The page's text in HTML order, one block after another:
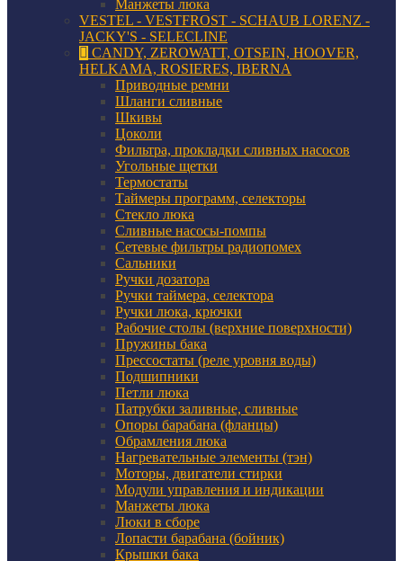
Манжеты люка
VESTEL - VESTFROST - SCHAUB LORENZ -
JACKY'S - SELECLINE
CANDY, ZEROWATT, OTSEIN, HOOVER,
HELKAMA, ROSIERES, IBERNA
Приводные ремни
Шланги сливные
Шкивы
Цоколи
Фильтра, прокладки сливных насосов
Угольные щетки
Термостаты
Таймеры программ, селекторы
Стекло люка
Сливные насосы-помпы
Сетевые фильтры радиопомех
Сальники
Ручки дозатора
Ручки таймера, селектора
Ручки люка, крючки
Рабочие столы (верхние поверхности)
Пружины бака
Прессостаты (реле уровня воды)
Подшипники
Петли люка
Патрубки заливные, сливные
Опоры барабана (фланцы)
Обрамления люка
Нагревательные элементы (тэн)
Моторы, двигатели стирки
Модули управления и индикации
Манжеты люка
Люки в сборе
Лопасти барабана (бойник)
Крышки бака